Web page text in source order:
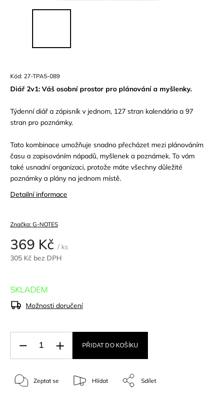
Kód: 27-TPA5-089
Diář 2v1: Váš osobní prostor pro plánování a myšlenky.
Týdenní diář a zápisník v jednom, 127 stran kalendária a 97
stran pro poznámky.
Tato kombinace umožňuje snadno přecházet mezi plánováním
času a zapisováním nápadů, myšlenek a poznámek. To vám
také usnadní organizaci, protože máte všechny důležité
poznámky a plány na jednom místě.
Detailní informace
Značka: G-NOTES
369 Kč / ks
305 Kč bez DPH
SKLADEM
Možnosti doručení
PŘIDAT DO KOŠÍKU
Zeptat se Hlídat Sdílet